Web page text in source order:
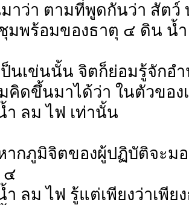
าว่า ตามที่พูดกันว่า สัตว์
มพร้อมของธาตุ ๔ ดิน น้
ป็นเข่นนั้น จิตก็ย่อมรู้จักอ
คิดขึ้นมาได้ว่า ในตัวขอ
ำ ลม ไฟ เท่านั้น
ากภูมิจิตของผู้ปฏิบัติจะม
๔
ลม ไฟ รู้แต่เพียงว่าเพีย